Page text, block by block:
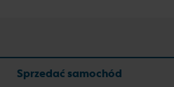
Sprzedać samochód